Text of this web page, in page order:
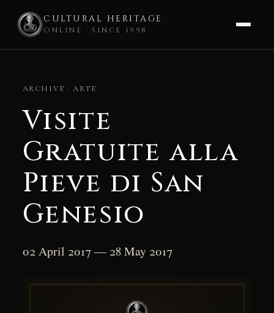
CULTURAL HERITAGE
ONLINE · SINCE 1998
contentARCHIVE · ARTE
Visite
Gratuite alla
Pieve di San
Genesio
02 April 2017 — 28 May 2017